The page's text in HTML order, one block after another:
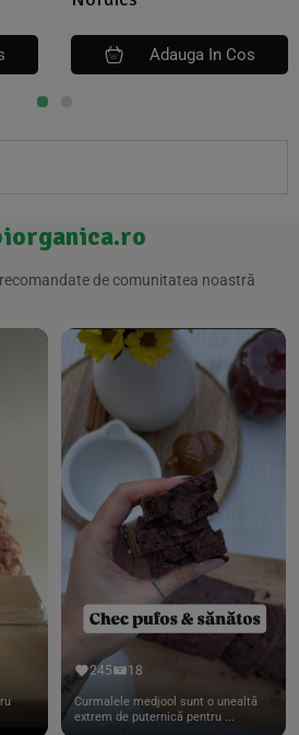
Adauga In Cos
de comunitatea noastră
245 18
Curmalele medjool sunt o unealtă
extrem de puternică pentru ...